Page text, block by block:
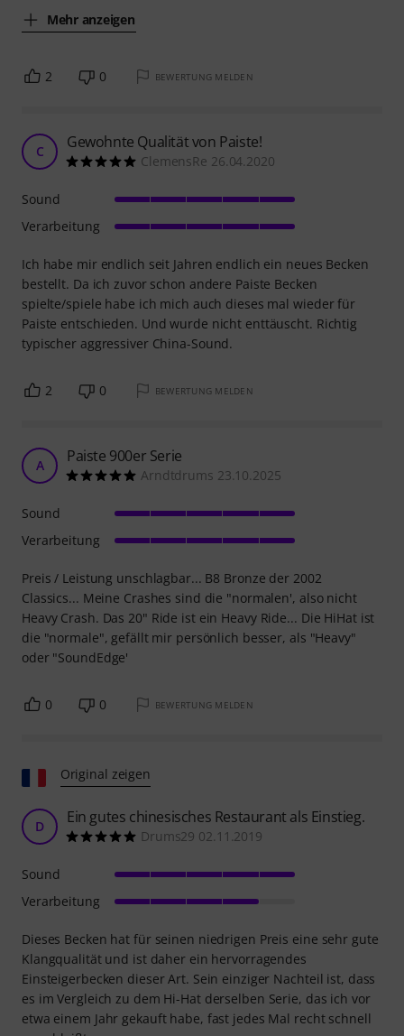
Mehr anzeigen
2 0 BEWERTUNG MELDEN
C Gewohnte Qualität von Paiste!
ClemensRe 26.04.2020
Ich habe mir endlich seit Jahren endlich ein neues Becken
bestellt. Da ich zuvor schon andere Paiste Becken
spielte/spiele habe ich mich auch dieses mal wieder für
Paiste entschieden. Und wurde nicht enttäuscht. Richtig
typischer aggressiver China-Sound.
Sound
Verarbeitung
2 0 BEWERTUNG MELDEN
A Paiste 900er Serie
Arndtdrums 23.10.2025
Preis / Leistung unschlagbar... B8 Bronze der 2002
Classics... Meine Crashes sind die "normalen', also nicht
Heavy Crash. Das 20" Ride ist ein Heavy Ride... Die HiHat ist
die "normale", gefällt mir persönlich besser, als "Heavy"
oder "SoundEdge'
Sound
Verarbeitung
0 0 BEWERTUNG MELDEN
Original zeigen
D Ein gutes chinesisches Restaurant als Einstieg.
Drums29 02.11.2019
Dieses Becken hat für seinen niedrigen Preis eine sehr gute
Klangqualität und ist daher ein hervorragendes
Einsteigerbecken dieser Art. Sein einziger Nachteil ist, dass
es im Vergleich zu dem Hi-Hat derselben Serie, das ich vor
etwa einem Jahr gekauft habe, fast jedes Mal recht schnell
Sound
Verarbeitung